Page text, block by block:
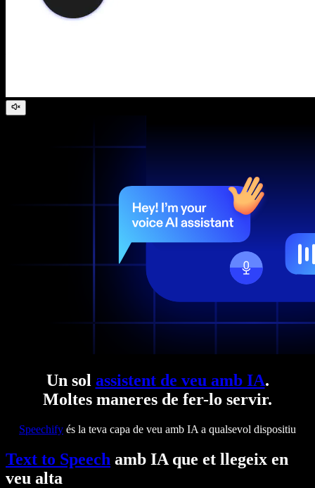
Un sol assistent de veu amb IA.
Moltes maneres de fer-lo servir.
Speechify és la teva capa de veu amb IA a qualsevol dispositiu
Text to Speech amb IA que et llegeix en
veu alta